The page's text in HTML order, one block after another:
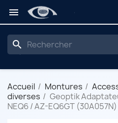

search
Accueil Montures
diverses
Geoptik
NEQ6 / AZ-EQ6GT (30A057N)